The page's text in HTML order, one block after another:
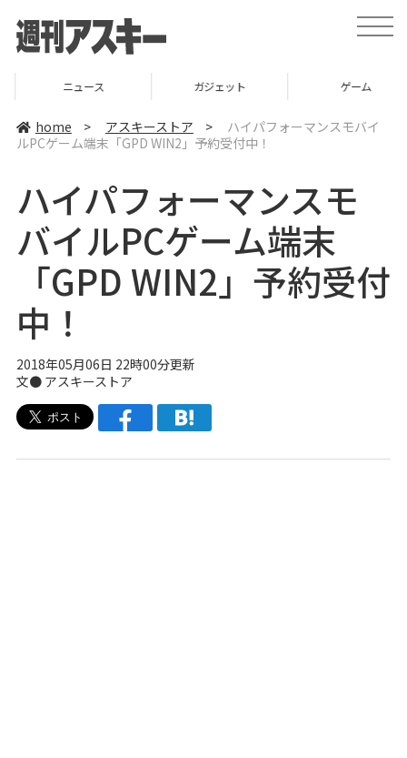
t
o
v
ニュース ガジェット ゲーム
home > アスキーストア >
ハイパフォーマンスモバイ
ルPCゲーム端末「GPD WIN2」予約受付中！
ハイパフォーマンスモ
バイルPCゲーム端末
「GPD WIN2」予約受付
中！
2018年05月06日 22時00分更新
文● アスキーストア